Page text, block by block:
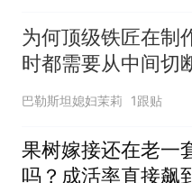
为何顶级铁匠在制
时都需要从中间切
手柄部位的材料？
巴勒斯坦媳妇茉莉 1跟贴
果树嫁接还在老一
吗？成活率直接飙